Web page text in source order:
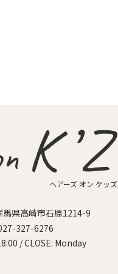
ヘアーズ オン ケッズ
馬県高崎市石原1214-9
327-6276
/CLOSE: Monday